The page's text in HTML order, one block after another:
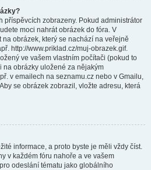
příspěvcích zobrazeny. Pokud administrátor
moci nahrát obrázek do fóra. V
obrázek, který se nachází na veřejně
http://www.priklad.cz/muj-obrazek.gif.
ve vašem vlastním počítači (pokud to
obrázky uložené za nějakým
v emailech na seznamu.cz nebo v Gmailu,
se obrázek zobrazil, vložte adresu, která
informace, a proto byste je měli vždy číst.
v každém fóru nahoře a ve vašem
odeslání tématu jako globálního